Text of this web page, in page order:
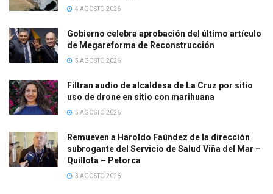
4 AGOSTO 2026
Gobierno celebra aprobación del último artículo
de Megareforma de Reconstrucción
5 AGOSTO 2026
Filtran audio de alcaldesa de La Cruz por sitio
uso de drone en sitio con marihuana
5 AGOSTO 2026
Remueven a Haroldo Faúndez de la dirección
subrogante del Servicio de Salud Viña del Mar –
Quillota – Petorca
3 AGOSTO 2026